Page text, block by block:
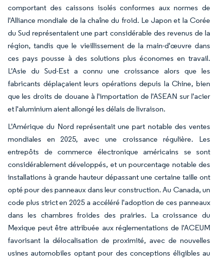
comportant des caissons isolés conformes aux normes de
l'Alliance mondiale de la chaîne du froid. Le Japon et la Corée
du Sud représentaient une part considérable des revenus de la
région, tandis que le vieillissement de la main-d'œuvre dans
ces pays pousse à des solutions plus économes en travail.
L'Asie du Sud-Est a connu une croissance alors que les
fabricants déplaçaient leurs opérations depuis la Chine, bien
que les droits de douane à l'importation de l'ASEAN sur l'acier
et l'aluminium aient allongé les délais de livraison.
L'Amérique du Nord représentait une part notable des ventes
mondiales en 2025, avec une croissance régulière. Les
entrepôts de commerce électronique américains se sont
considérablement développés, et un pourcentage notable des
installations à grande hauteur dépassant une certaine taille ont
opté pour des panneaux dans leur construction. Au Canada, un
code plus strict en 2025 a accéléré l'adoption de ces panneaux
dans les chambres froides des prairies. La croissance du
Mexique peut être attribuée aux réglementations de l'ACEUM
favorisant la délocalisation de proximité, avec de nouvelles
usines automobiles optant pour des conceptions éligibles au